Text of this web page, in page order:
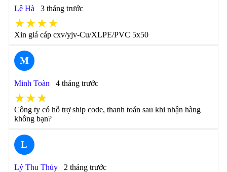
Lê Hà 3 tháng trước
★★★★
Xin giá cáp cxv/yjv-Cu/XLPE/PVC 5x50
M
Minh Toàn 4 tháng trước
★★★
Công ty có hỗ trợ ship code, thanh toán sau khi nhận hàng
không bạn?
L
Lý Thu Thủy 2 tháng trước